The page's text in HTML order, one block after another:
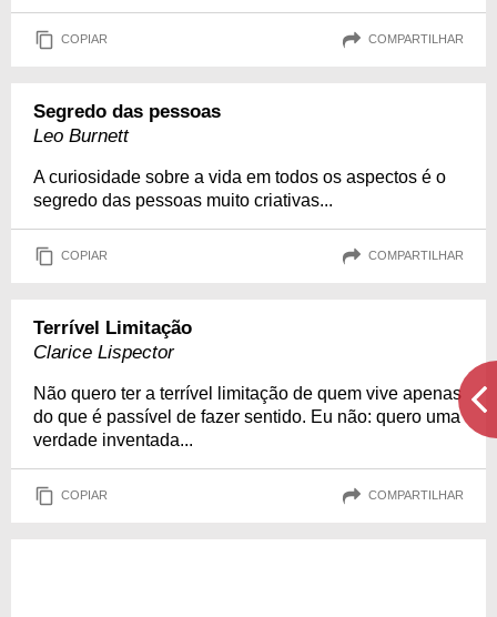
COPIAR COMPARTILHAR
Segredo das pessoas
Leo Burnett
A curiosidade sobre a vida em todos os aspectos é o
segredo das pessoas muito criativas...
COPIAR COMPARTILHAR
Terrível Limitação
Clarice Lispector
Não quero ter a terrível limitação de quem vive apenas
do que é passível de fazer sentido. Eu não: quero uma
verdade inventada...
COPIAR COMPARTILHAR